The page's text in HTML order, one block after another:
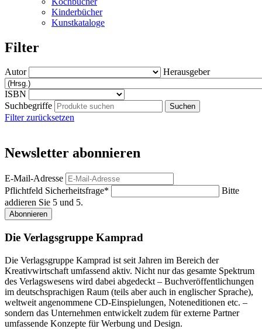
Kinderbücher
Kunstkataloge
Filter
Autor Herausgeber
ISBN
Suchbegriffe
Filter zurücksetzen
Newsletter abonnieren
E-Mail-Adresse
Pflichtfeld Sicherheitsfrage*
Bitte
addieren Sie 5 und 5.
Abonnieren
Die Verlagsgruppe Kamprad
Die Verlagsgruppe Kamprad ist seit Jahren im Bereich der
Kreativwirtschaft umfassend aktiv. Nicht nur das gesamte Spektrum
des Verlagswesens wird dabei abgedeckt – Buchveröffentlichungen
im deutschsprachigen Raum (teils aber auch in englischer Sprache),
weltweit angenommene CD-Einspielungen, Noteneditionen etc. –
sondern das Unternehmen entwickelt zudem für externe Partner
umfassende Konzepte für Werbung und Design.